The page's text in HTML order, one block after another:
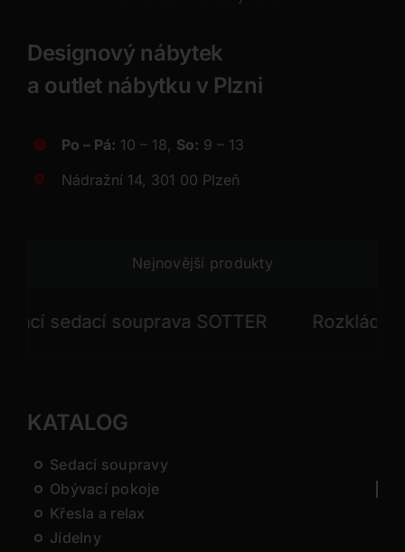
Designový nábytek
a outlet nábytku v Plzni
Po – Pá: 10 – 18, So: 9 – 13
Nádražní 14, 301 00 Plzeň
Nejnovější produkty
sedací souprava SOTTER Rozkládací
KATALOG
Sedací soupravy
Obývací pokoje
Křesla a relax
Jídelny